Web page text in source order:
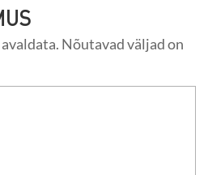
Nõutavad väljad on